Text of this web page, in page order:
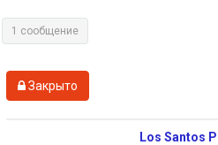
1 сообщение
Закрыто
Los Santos